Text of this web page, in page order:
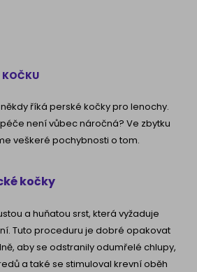
KOČKU
říká perské kočky pro lenochy.
není vůbec náročná? Ve zbytku
veškeré pochybnosti o tom.
kočky
a huňatou srst, která vyžaduje
Tuto proceduru je dobré opakovat
aby se odstranily odumřelé chlupy,
a také se stimuloval krevní oběh